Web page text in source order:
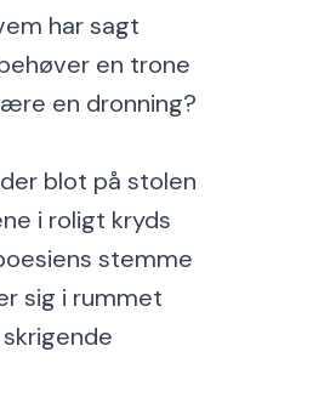
har sagt
en trone
en dronning?
blot på stolen
i roligt kryds
stemme
sig i rummet
skrigende